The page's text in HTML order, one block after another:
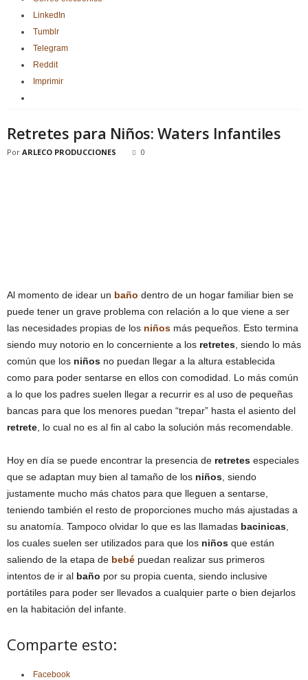
LinkedIn
Tumblr
Telegram
Reddit
Imprimir
Retretes para Niños: Waters Infantiles
Por ARLECO PRODUCCIONES 0
Al momento de idear un baño dentro de un hogar familiar bien se
puede tener un grave problema con relación a lo que viene a ser
las necesidades propias de los niños más pequeños. Esto termina
siendo muy notorio en lo concerniente a los retretes , siendo lo más
común que los niños no puedan llegar a la altura establecida
como para poder sentarse en ellos con comodidad. Lo más común
a lo que los padres suelen llegar a recurrir es al uso de pequeñas
bancas para que los menores puedan “trepar” hasta el asiento del
retrete , lo cual no es al fin al cabo la solución más recomendable.
Hoy en día se puede encontrar la presencia de retretes especiales
que se adaptan muy bien al tamaño de los niños , siendo
justamente mucho más chatos para que lleguen a sentarse,
teniendo también el resto de proporciones mucho más ajustadas a
su anatomía. Tampoco olvidar lo que es las llamadas bacinicas
los cuales suelen ser utilizados para que los niños que están
saliendo de la etapa de bebé puedan realizar sus primeros
intentos de ir al baño por su propia cuenta, siendo inclusive
portátiles para poder ser llevados a cualquier parte o bien dejarlos
en la habitación del infante.
Comparte esto:
Facebook